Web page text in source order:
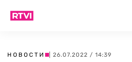
НОВОСТИ | 26.07.2022 / 14:39